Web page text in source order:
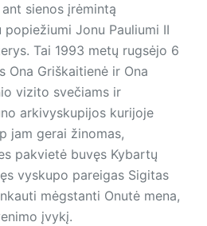
sienos įrėmintą
Jonu Pauliumi II
Tai 1993 metų rugsėjo 6
Ona Griškaitienė ir Ona
vizito svečiams ir
arkivyskupijos kurijoje
jam gerai žinomas,
pakvietė buvęs Kybartų
vyskupo pareigas Sigitas
mėgstanti Onutė mena,
įvykį.